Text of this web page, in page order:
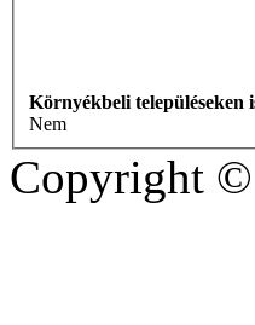
Környékbeli településeken
Nem
Copyright ©